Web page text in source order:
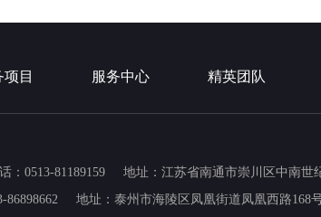
项目 服务中心 精英团队
：0513-81189159
地址：江苏省南通市崇川区中南世
86898662
地址：泰州市海陵区凤凰街道凤凰西路168